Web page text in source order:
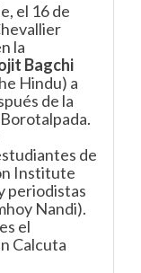
el 16 de
la
Bagchi
Hindu) a
de la
de
Institute
periodistas
Nandi).
el
Calcuta